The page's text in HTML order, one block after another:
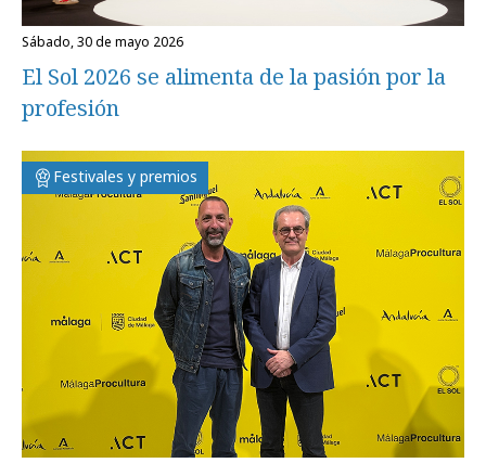
sábado, 30 de mayo 2026
El Sol 2026 se alimenta de la pasión por la
profesión
Festivales y premios